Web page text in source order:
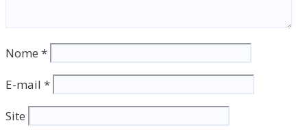
Nome *
E-mail *
Site